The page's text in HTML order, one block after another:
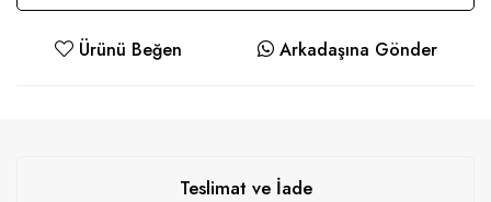
Ürünü Beğen Arkadaşına Gönder
Teslimat ve İade